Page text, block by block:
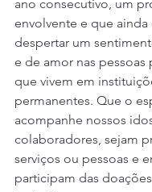
ano consecutivo, um
envolvente e que ainda
despertar um
e de amor nas pessoas
que vivem em
permanentes. Que o
acompanhe nossos
colaboradores, sejam
serviços ou pessoas e
participam das